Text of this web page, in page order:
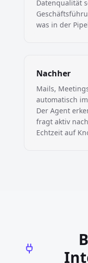
Datenqualität
was in der
Nachher
Mails,
automatisch
Der Agent
fragt aktiv
Echtzeit auf